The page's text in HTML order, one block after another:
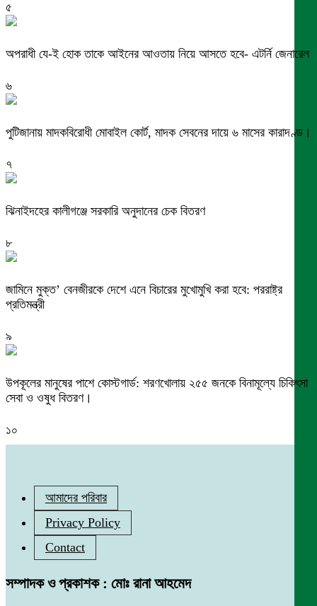
৫
অপরাধী যে-ই হোক তাকে আইনের আওতায় নিয়ে আসতে হবে- এটর্নি জেনারেল
৬
পুটিজানায় মাদকবিরোধী মোবাইল কোর্ট, মাদক সেবনের দায়ে ৬ মাসের কারাদণ্ড।
৭
ঝিনাইদহের কালীগঞ্জে সরকারি অনুদানের চেক বিতরণ
৮
জামিনে মুক্ত’ বেনজীরকে দেশে এনে বিচারের মুখোমুখি করা হবে: পররাষ্ট্র
প্রতিমন্ত্রী
৯
উপকূলের মানুষের পাশে কোস্টগার্ড: শরণখোলায় ২৫৫ জনকে বিনামূল্যে চিকিৎসা
সেবা ও ওষুধ বিতরণ।
১০
আমাদের পরিবার
Privacy Policy
Contact
সম্পাদক ও প্রকাশক : মোঃ রানা আহমেদ